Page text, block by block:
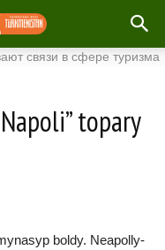
в сфере туризма ·
to­pa­ry
bol­dy. Nea­pol­ly­